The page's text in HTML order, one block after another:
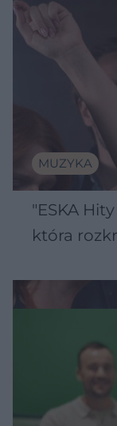
MUZYKA
"ESKA
która